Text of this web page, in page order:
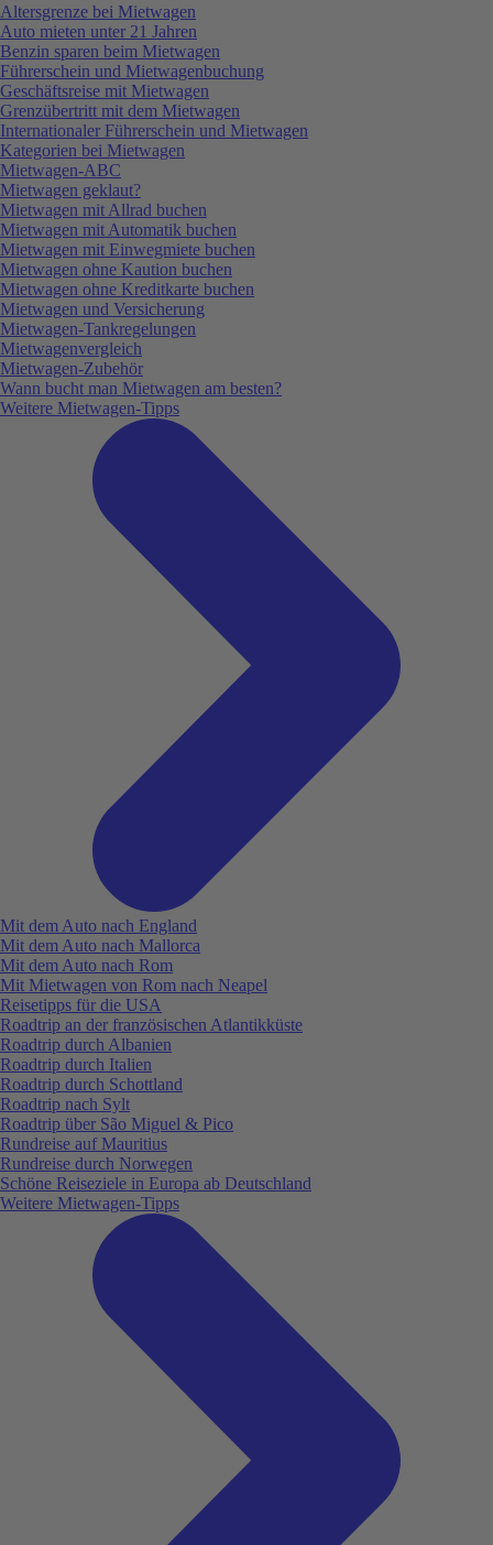
Altersgrenze bei Mietwagen
Auto mieten unter 21 Jahren
Benzin sparen beim Mietwagen
Führerschein und Mietwagenbuchung
Geschäftsreise mit Mietwagen
Grenzübertritt mit dem Mietwagen
Internationaler Führerschein und Mietwagen
Kategorien bei Mietwagen
Mietwagen-ABC
Mietwagen geklaut?
Mietwagen mit Allrad buchen
Mietwagen mit Automatik buchen
Mietwagen mit Einwegmiete buchen
Mietwagen ohne Kaution buchen
Mietwagen ohne Kreditkarte buchen
Mietwagen und Versicherung
Mietwagen-Tankregelungen
Mietwagenvergleich
Mietwagen-Zubehör
Wann bucht man Mietwagen am besten?
Weitere Mietwagen-Tipps
Mit dem Auto nach England
Mit dem Auto nach Mallorca
Mit dem Auto nach Rom
Mit Mietwagen von Rom nach Neapel
Reisetipps für die USA
Roadtrip an der französischen Atlantikküste
Roadtrip durch Albanien
Roadtrip durch Italien
Roadtrip durch Schottland
Roadtrip nach Sylt
Roadtrip über São Miguel & Pico
Rundreise auf Mauritius
Rundreise durch Norwegen
Schöne Reiseziele in Europa ab Deutschland
Weitere Mietwagen-Tipps